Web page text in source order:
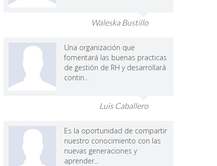
Waleska Bustillo
Una organización que
fomentará las buenas practicas
de gestión de RH y desarrollará
contin...
Luis Caballero
Es la oportunidad de compartir
nuestro conocimiento con las
nuevas generaciones y
aprender...